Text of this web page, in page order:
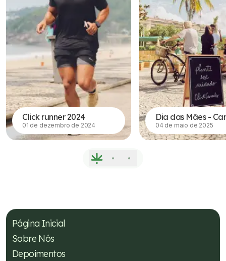
Click runner 2024
01 de dezembro de 2024 04 de maio de 2025
Página Inicial
Sobre Nós
Depoimentos